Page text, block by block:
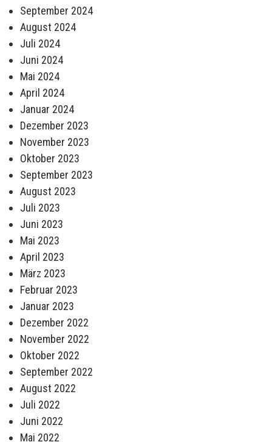
September 2024
August 2024
Juli 2024
Juni 2024
Mai 2024
April 2024
Januar 2024
Dezember 2023
November 2023
Oktober 2023
September 2023
August 2023
Juli 2023
Juni 2023
Mai 2023
April 2023
März 2023
Februar 2023
Januar 2023
Dezember 2022
November 2022
Oktober 2022
September 2022
August 2022
Juli 2022
Juni 2022
Mai 2022